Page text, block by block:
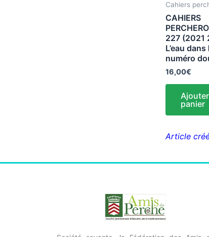
Cahiers
CAHIERS
227 (2021
L’eau
numéro
16,00€
panier
Article